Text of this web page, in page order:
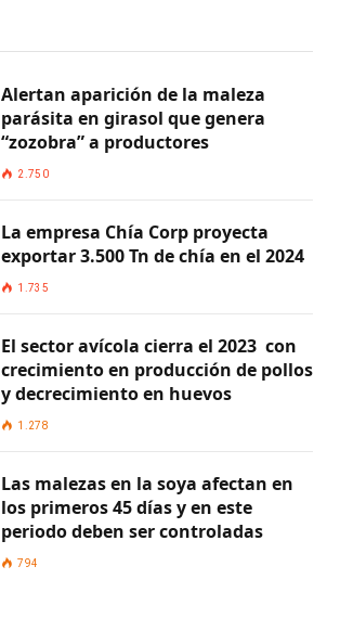
Alertan aparición de la maleza
parásita en girasol que genera
“zozobra” a productores
2.750
La empresa Chía Corp proyecta
exportar 3.500 Tn de chía en el 2024
1.735
El sector avícola cierra el 2023 con
crecimiento en producción de pollos
y decrecimiento en huevos
1.278
Las malezas en la soya afectan en
los primeros 45 días y en este
periodo deben ser controladas
794